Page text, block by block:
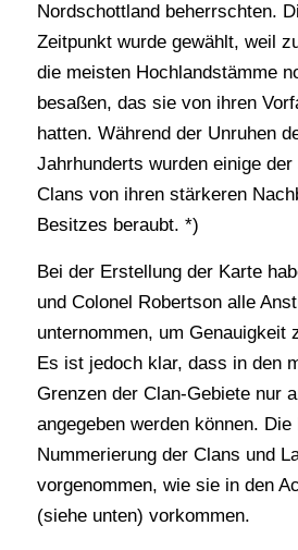
Nordschottland beherrschten.
Zeitpunkt wurde gewählt, weil
die meisten Hochlandstämme
besaßen, das sie von ihren
hatten. Während der Unruhen
Jahrhunderts wurden einige
Clans von ihren stärkeren
Besitzes beraubt. *)
Bei der Erstellung der Karte
und Colonel Robertson alle
unternommen, um Genauigkeit
Es ist jedoch klar, dass in den
Grenzen der Clan-Gebiete nur
angegeben werden können. Die
Nummerierung der Clans und
vorgenommen, wie sie in den
(siehe unten) vorkommen.